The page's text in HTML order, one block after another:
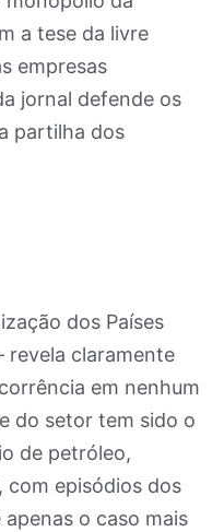
a tese da livre
empresas
jornal defende os
partilha dos
dos Países
revela claramente
em nenhum
do setor tem sido o
de petróleo,
com episódios dos
o caso mais